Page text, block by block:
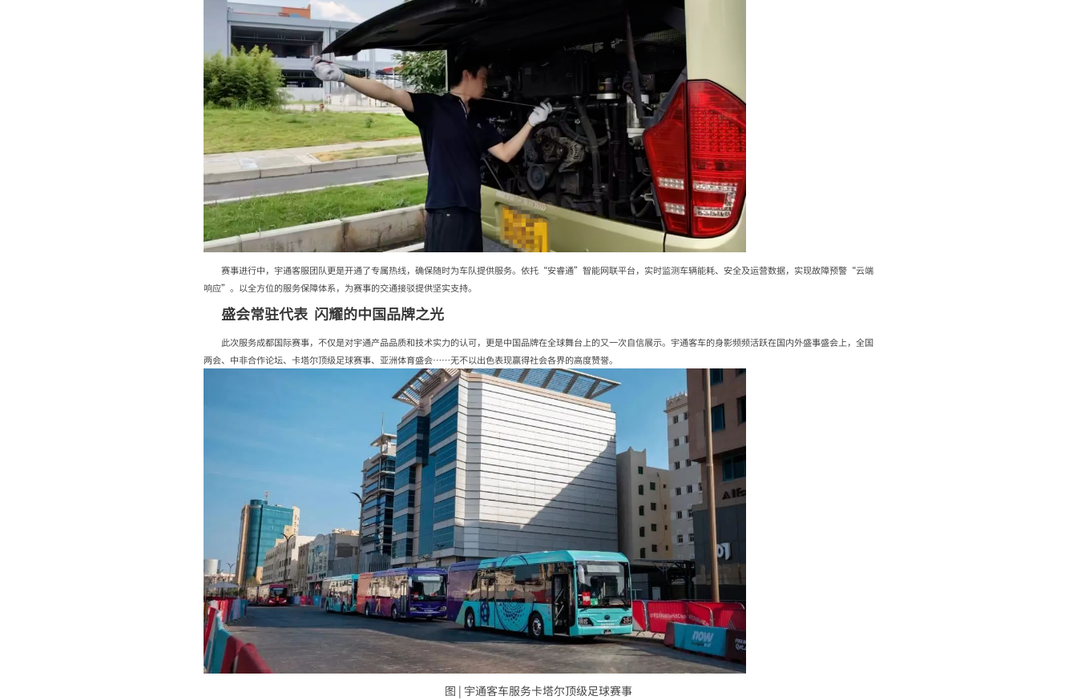
赛事进行中，宇通客服团队更是开通了专属热线，确保随时为车队提供服务。依托“安睿通”智能网联平台，实时监测车辆能耗、安全及运营数据，实现故障预警“云端
响应”。以全方位的服务保障体系，为赛事的交通接驳提供坚实支持。
盛会常驻代表 闪耀的中国品牌之光
此次服务成都国际赛事，不仅是对宇通产品品质和技术实力的认可，更是中国品牌在全球舞台上的又一次自信展示。宇通客车的身影频频活跃在国内外盛事盛会上，全国
两会、中非合作论坛、卡塔尔顶级足球赛事、亚洲体育盛会……无不以出色表现赢得社会各界的高度赞誉。
图 | 宇通客车服务卡塔尔顶级足球赛事